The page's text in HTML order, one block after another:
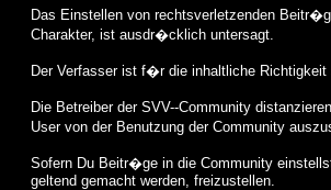
Das Einstellen von rechtsverletzenden
Charakter, ist ausdr�cklich untersagt.
Der Verfasser ist f�r die inhaltliche
Die Betreiber der SVV--Community
User von der Benutzung der Community
Sofern Du Beitr�ge in die Community
geltend gemacht werden, freizustellen.